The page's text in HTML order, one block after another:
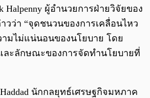
Halpenny ผู้อำนวยการฝ่ายวิจัยของ
วว่า “จุดชนวนของการเคลื่อนไหว
มไม่แน่นอนของนโยบาย โดย
ละลักษณะของการจัดทำนโยบายที่
นักกลยุทธ์เศรษฐกิจมหภาค